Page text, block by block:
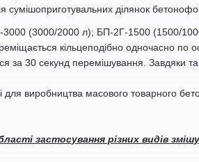
ділянок
(3000/2000 л); БП-2Г-1500 (1500/1000
кільцеподібно одночасно по
30 секунд перемішування. Завдяки
для виробництва масового
застосування різних видів